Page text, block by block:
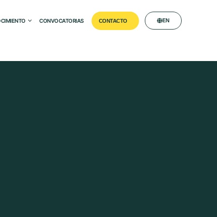
CONVOCATORIAS CONTACTO EN